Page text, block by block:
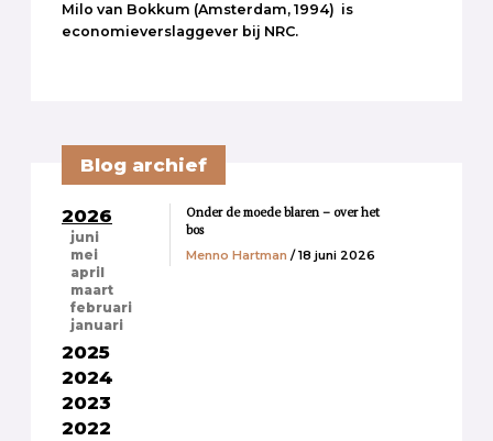
Milo van Bokkum (Amsterdam, 1994) is
economieverslaggever bij NRC.
Blog archief
2026
juni
mei
april
maart
februari
januari
2025
2024
2023
2022
Onder de moede blaren – over het
bos
Menno Hartman / 18 juni 2026